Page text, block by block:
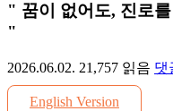
" 꿈이 없어도, 진로
"
2026.06.02. 21,757 읽음 댓
English Version